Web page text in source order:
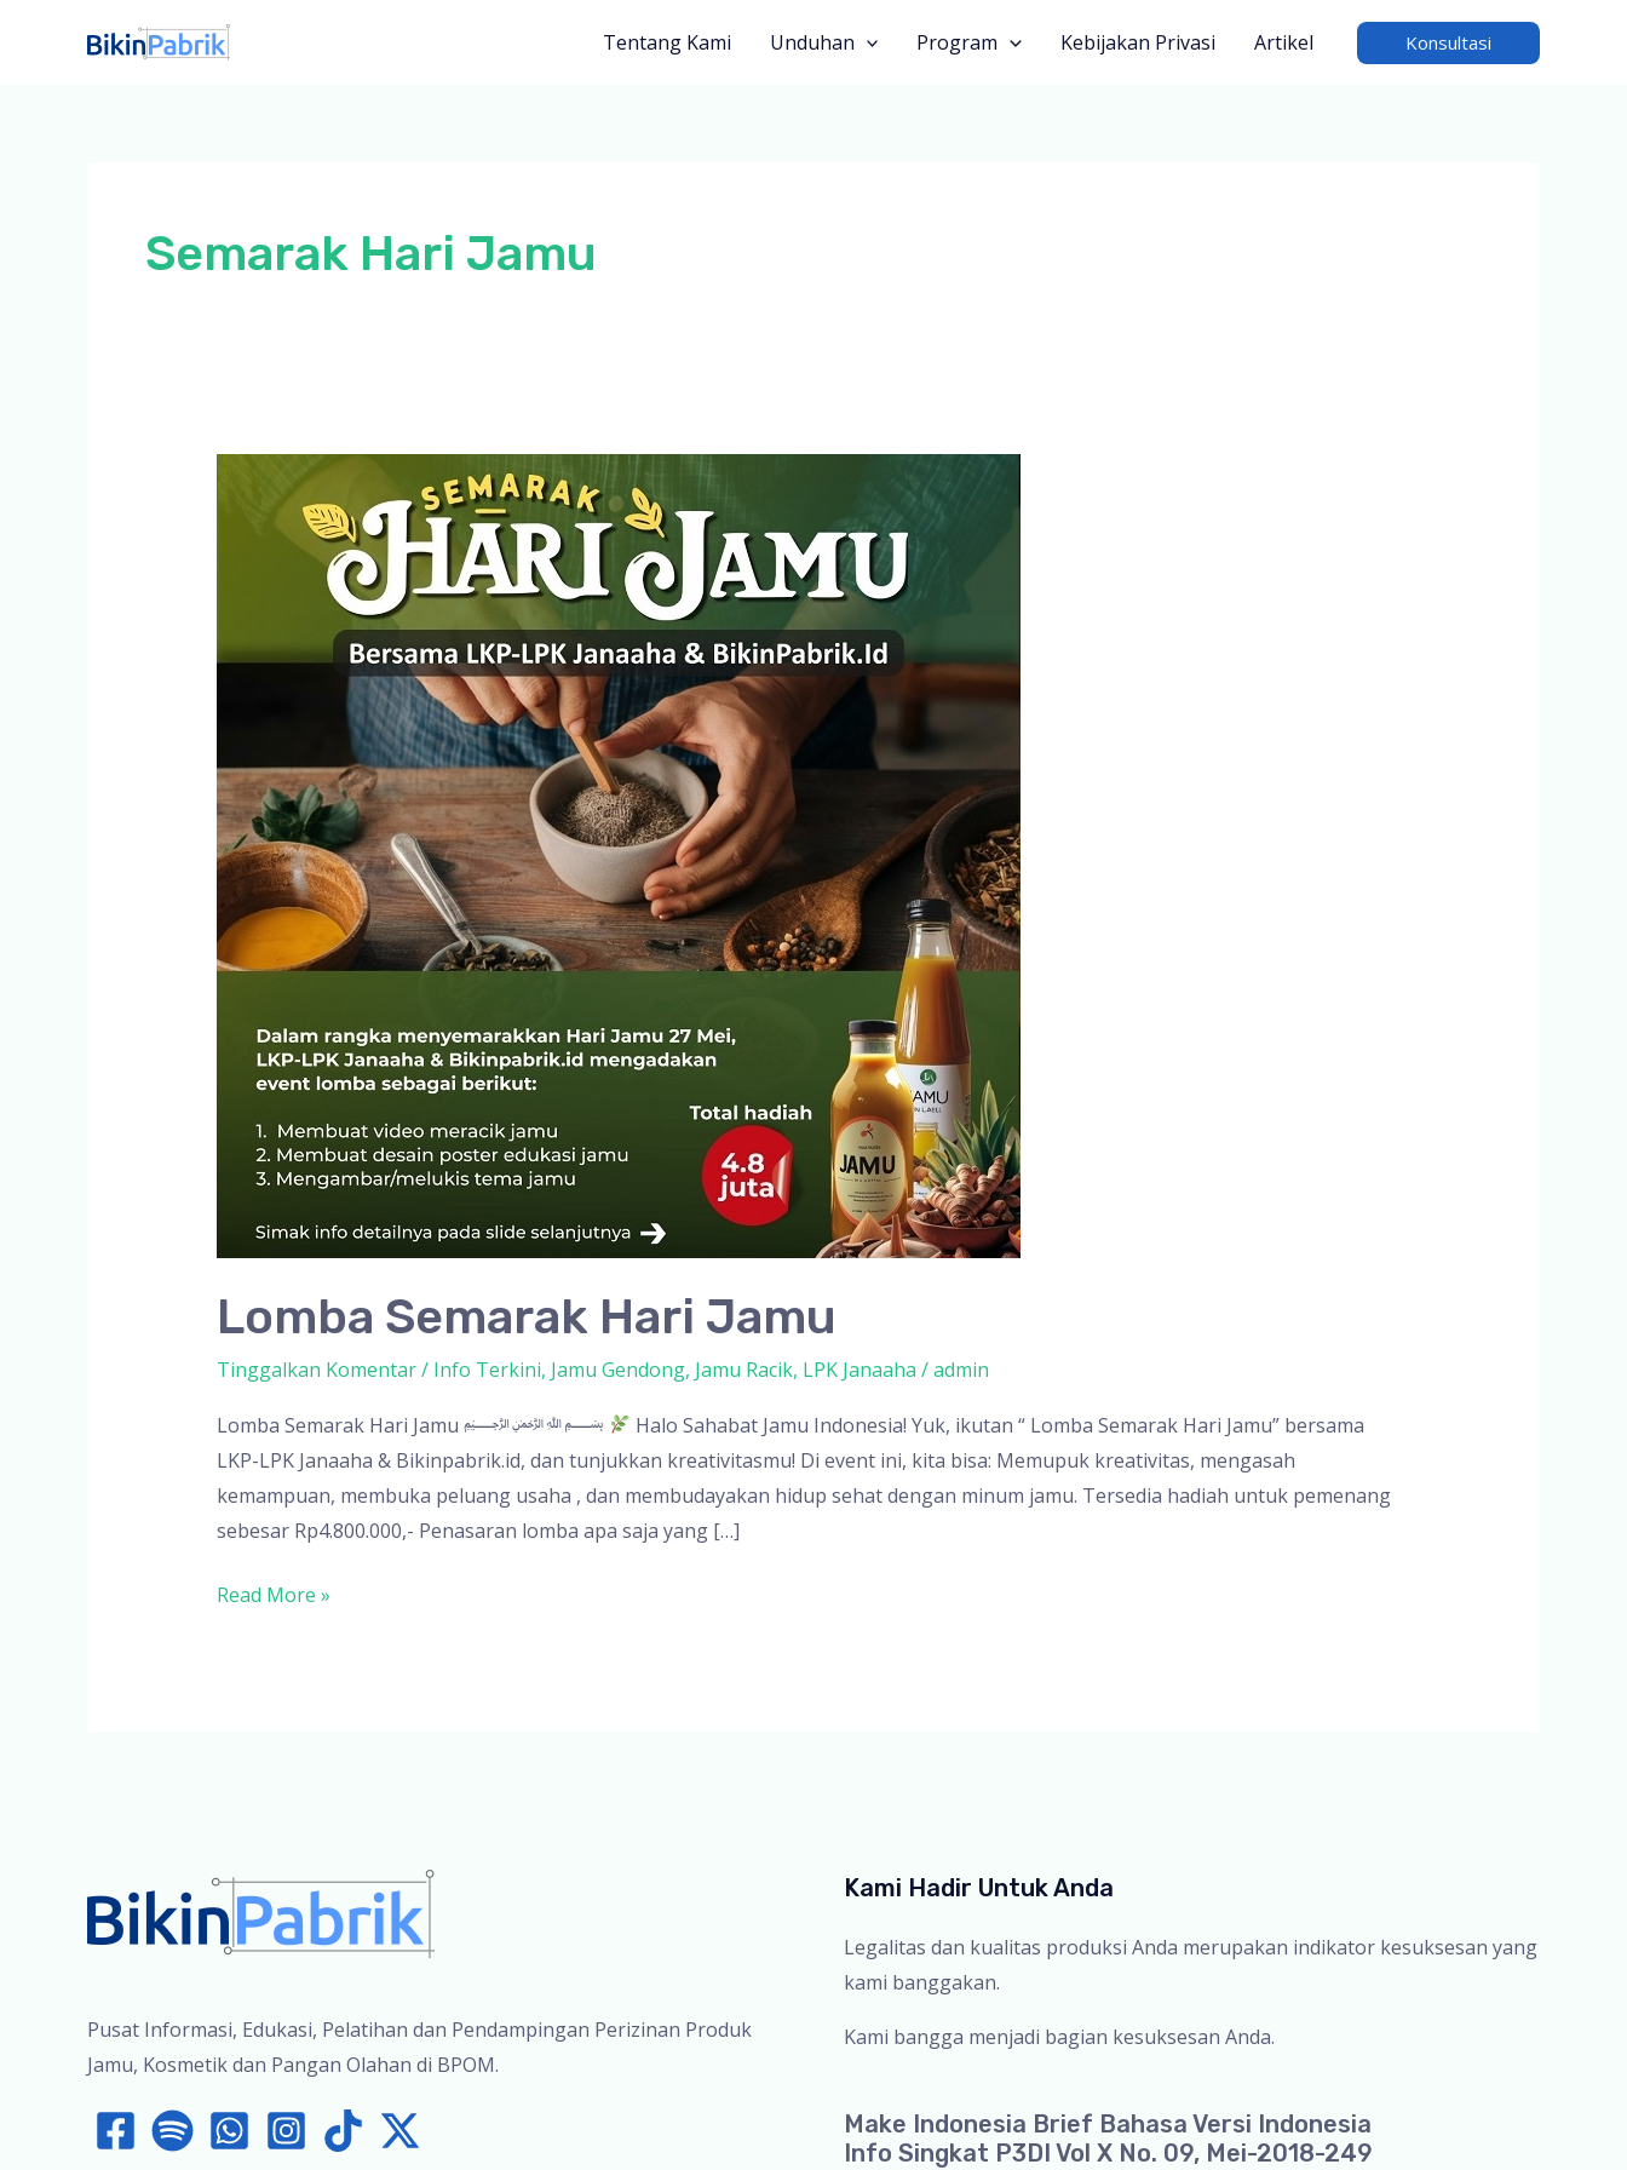
Tentang Kami Unduhan Program Kebijakan Privasi Artikel Konsultasi
Semarak Hari Jamu
Lomba Semarak Hari Jamu
Tinggalkan Komentar/ Info Terkini, Jamu Gendong, Jamu Racik, LPK Janaaha /admin
Lomba Semarak Hari Jamu ﷽
Halo Sahabat Jamu Indonesia! Yuk, ikutan “ Lomba Semarak Hari Jamu” bersama
LKP-LPK Janaaha & Bikinpabrik.id, dan tunjukkan kreativitasmu! Di event ini, kita bisa: Memupuk kreativitas, mengasah
kemampuan, membuka peluang usaha , dan membudayakan hidup sehat dengan minum jamu. Tersedia hadiah untuk pemenang
sebesar Rp4.800.000,- Penasaran lomba apa saja yang […]
Lomba
Read More »
Pusat Informasi, Edukasi, Pelatihan dan Pendampingan Perizinan Produk
Jamu, Kosmetik dan Pangan Olahan di BPOM.
Kami Hadir Untuk Anda
Legalitas dan kualitas produksi Anda merupakan indikator kesuksesan yang
kami banggakan.
Kami bangga menjadi bagian kesuksesan Anda.
Make Indonesia Brief Bahasa Versi Indonesia
Info Singkat P3DI Vol X No. 09, Mei-2018-249